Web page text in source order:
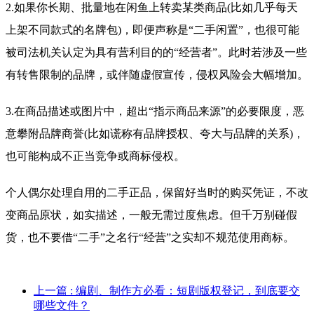
2.如果你长期、批量地在闲鱼上转卖某类商品(比如几乎每天
上架不同款式的名牌包)，即便声称是“二手闲置”，也很可能
被司法机关认定为具有营利目的的“经营者”。此时若涉及一些
有转售限制的品牌，或伴随虚假宣传，侵权风险会大幅增加。
3.在商品描述或图片中，超出“指示商品来源”的必要限度，恶
意攀附品牌商誉(比如谎称有品牌授权、夸大与品牌的关系)，
也可能构成不正当竞争或商标侵权。
个人偶尔处理自用的二手正品，保留好当时的购买凭证，不改
变商品原状，如实描述，一般无需过度焦虑。但千万别碰假
货，也不要借“二手”之名行“经营”之实却不规范使用商标。
上一篇 : 编剧、制作方必看：短剧版权登记，到底要交
哪些文件？